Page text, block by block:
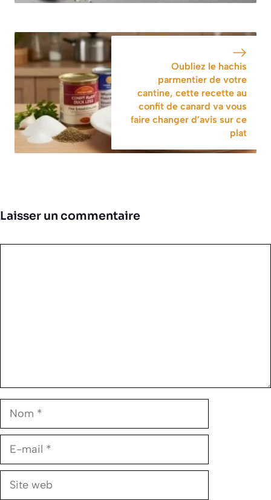
Oubliez le hachis
parmentier de votre
cantine, cette recette au
confit de canard va vous
faire changer d’avis sur ce
plat
Laisser un commentaire
Nom
E-
Site